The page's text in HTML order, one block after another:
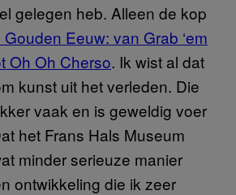
gelegen heb. Alleen de kop
Eeuw: van Grab ‘em
Oh Oh Cherso. Ik wist al dat
kunst uit het verleden. Die
vaak en is geweldig voer
het Frans Hals Museum
minder serieuze manier
ontwikkeling die ik zeer